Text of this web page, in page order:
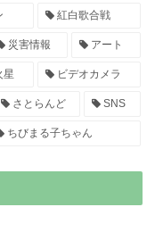
紅白歌合戦
災害情報 アート
星 ビデオカメラ
さとらんど SNS
ちびまる子ちゃん